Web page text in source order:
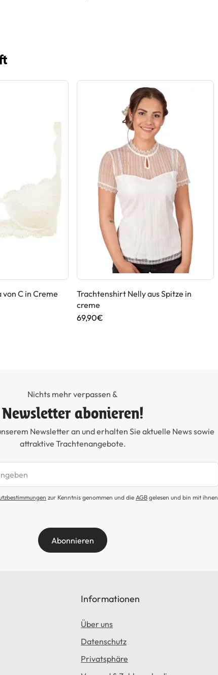
C in Creme
Trachtenshirt Nelly aus Spitze in
creme
69,90€
Nichts mehr verpassen &
Newsletter abonieren!
Newsletter an und erhalten Sie aktuelle News sowie
attraktive Trachtenangebote.
zur Kenntnis genommen und die AGB gelesen und bin mit ihnen
Abonnieren
Informationen
Über uns
Datenschutz
Privatsphäre